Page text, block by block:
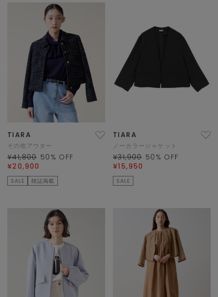
TIARA
その他アウター
¥41,800 50 % OFF
¥20,900
SALE 雑誌掲載
TIARA
ノーカラージャケット
¥31,900 50 % OFF
¥15,950
SALE